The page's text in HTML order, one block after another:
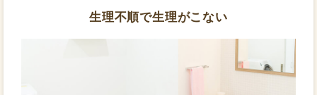
生理不順で生理がこない